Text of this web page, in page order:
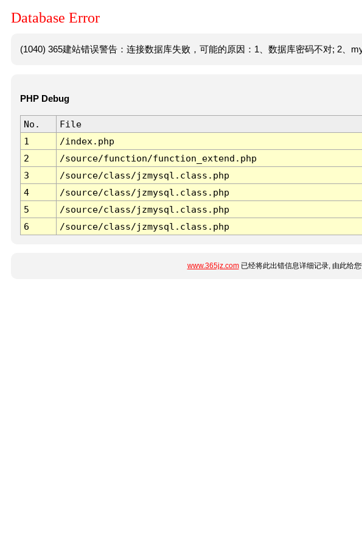
Database Error
(1040) 365建站错误警告：连接数据库失败，可能的原因：1、数据库密码不对; 2、
PHP Debug
No. File
1
/index.php
2
/source/function/function_extend.php
3
/source/class/jzmysql.class.php
4
/source/class/jzmysql.class.php
5
/source/class/jzmysql.class.php
6
/source/class/jzmysql.class.php
www.365jz.com已经将此出错信息详细记录, 由此给